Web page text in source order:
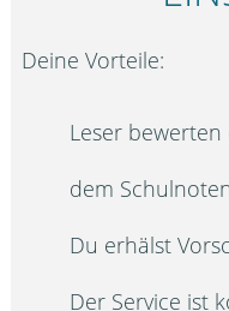
Deine Vorteile:
Leser
dem
Du erhälst
Der Service ist